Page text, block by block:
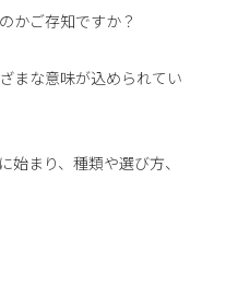
かご存知ですか？
まな意味が込められてい
始まり、種類や選び方、